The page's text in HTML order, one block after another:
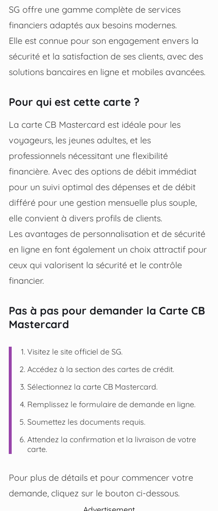
SG offre une gamme complète de services
financiers adaptés aux besoins modernes.
Elle est connue pour son engagement envers la
sécurité et la satisfaction de ses clients, avec des
solutions bancaires en ligne et mobiles avancées.
Pour qui est cette carte ?
La carte CB Mastercard est idéale pour les
voyageurs, les jeunes adultes, et les
professionnels nécessitant une flexibilité
financière. Avec des options de débit immédiat
pour un suivi optimal des dépenses et de débit
différé pour une gestion mensuelle plus souple,
elle convient à divers profils de clients.
Les avantages de personnalisation et de sécurité
en ligne en font également un choix attractif pour
ceux qui valorisent la sécurité et le contrôle
financier.
Pas à pas pour demander la Carte CB
Mastercard
Visitez le site officiel de SG.
Accédez à la section des cartes de crédit.
Sélectionnez la carte CB Mastercard.
Remplissez le formulaire de demande en ligne.
Soumettez les documents requis.
Attendez la confirmation et la livraison de votre
carte.
Pour plus de détails et pour commencer votre
demande, cliquez sur le bouton ci-dessous.